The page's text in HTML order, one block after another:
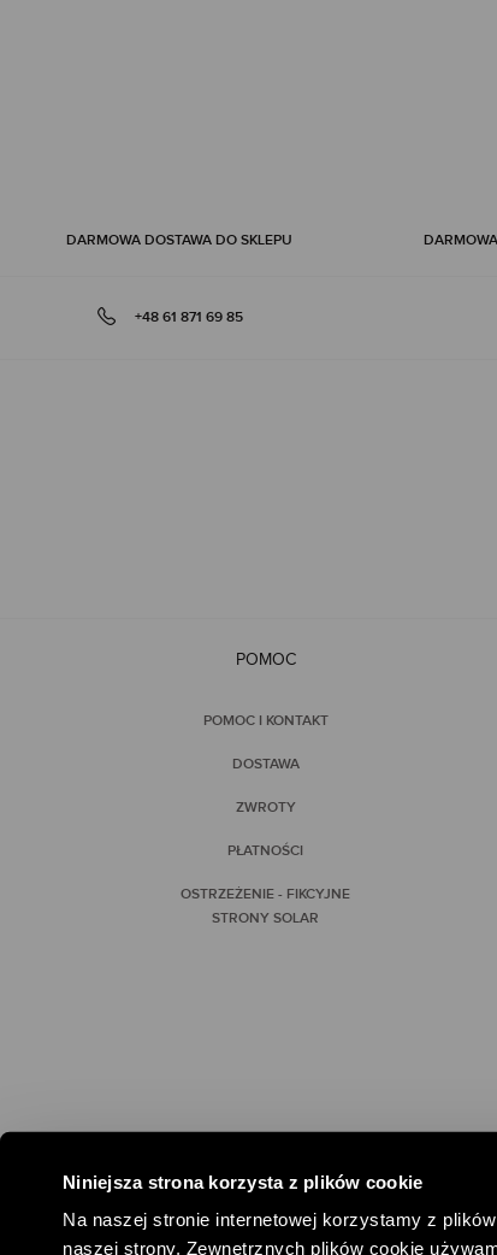
Niniejsza strona korzysta z plików cookie
Na naszej stronie internetowej korzystamy z
naszej strony. Zewnętrznych plików cookie
DARMOWA DOSTAWA DO SKLEPU
+48 61 871 69 85
POMOC
POMOC I KONTAKT
DOSTAWA
ZWROTY
PŁATNOŚCI
OSTRZEŻENIE - FIKCYJNE
STRONY SOLAR